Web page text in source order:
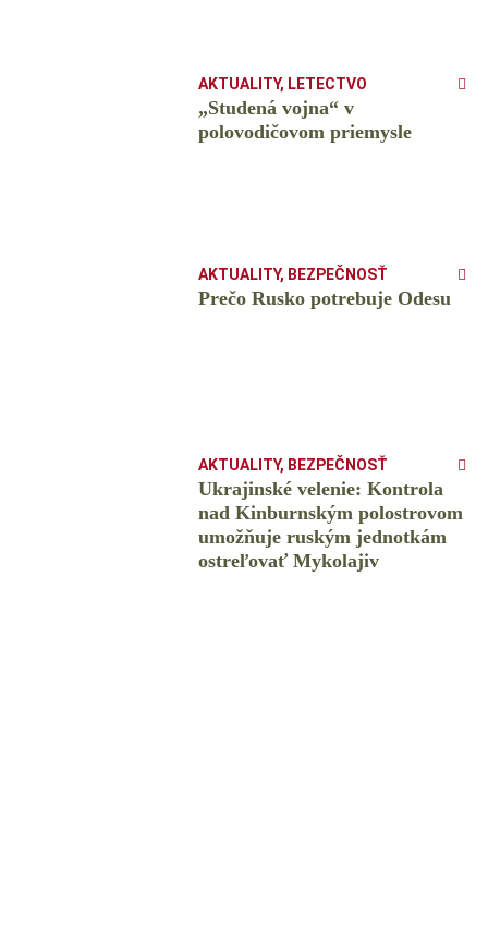
AKTUALITY, LETECTVO
„Studená vojna“ v
polovodičovom priemysle
AKTUALITY, BEZPEČNOSŤ
Prečo Rusko potrebuje Odesu
AKTUALITY, BEZPEČNOSŤ
Ukrajinské velenie: Kontrola
nad Kinburnským polostrovom
umožňuje ruským jednotkám
ostreľovať Mykolajiv